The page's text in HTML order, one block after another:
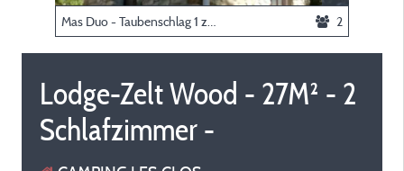
2
Lodge-Zelt Wood - 27M² - 2
Schlafzimmer -